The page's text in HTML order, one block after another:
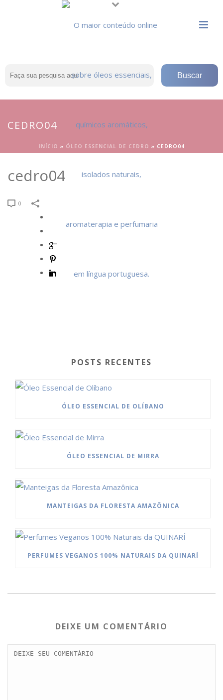
CEDRO04
INÍCIO » ÓLEO ESSENCIAL DE CEDRO » CEDRO04
cedro04
0
POSTS RECENTES
ÓLEO ESSENCIAL DE OLÍBANO
ÓLEO ESSENCIAL DE MIRRA
MANTEIGAS DA FLORESTA AMAZÔNICA
PERFUMES VEGANOS 100% NATURAIS DA QUINARÍ
DEIXE UM COMENTÁRIO